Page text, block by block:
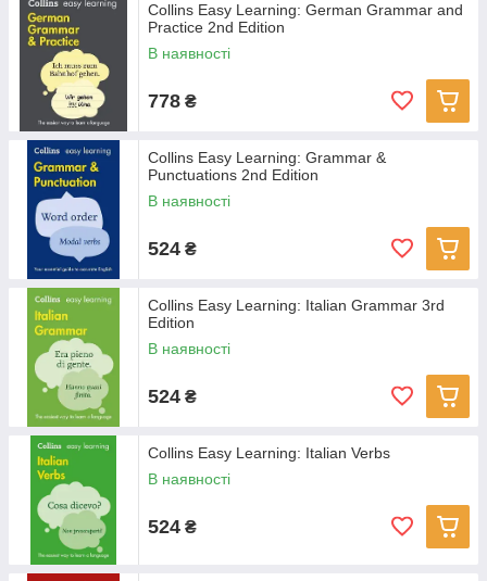
Collins Easy Learning: German Grammar and
Practice 2nd Edition
В наявності
778 ₴
Collins Easy Learning: Grammar &
Punctuations 2nd Edition
В наявності
524 ₴
Collins Easy Learning: Italian Grammar 3rd
Edition
В наявності
524 ₴
Collins Easy Learning: Italian Verbs
В наявності
524 ₴